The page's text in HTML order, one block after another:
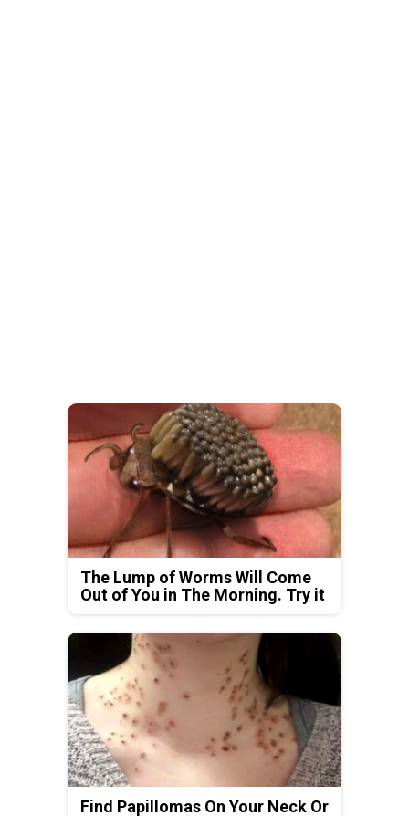
The Lump of Worms Will Come
Out of You in The Morning. Try it
Find Papillomas On Your Neck Or